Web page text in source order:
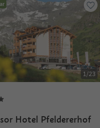
1/23
Hotel Pfeldererhof